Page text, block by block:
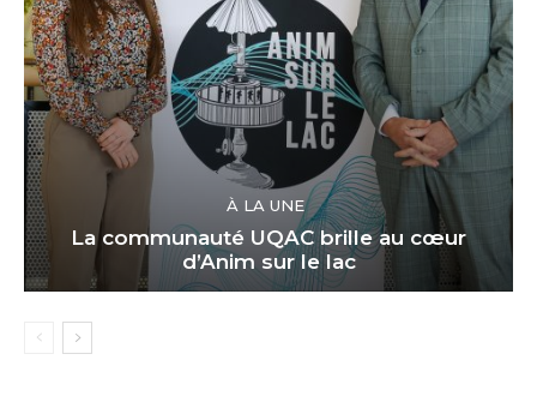
À LA UNE
La communauté UQAC brille au cœur
d’Anim sur le lac